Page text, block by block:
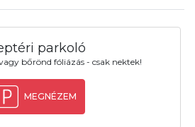
parkoló
bőrönd fóliázás - csak nektek!
MEGNÉZEM